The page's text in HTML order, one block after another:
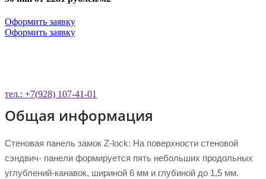
Оформить заявку
Оформить заявку
тел.: +7(928) 107-41-01
Общая информация
Стеновая панель замок Z-lock: На поверхности стеновой
сэндвич- панели формируется пять небольших продольных
углублений-канавок, шириной 6 мм и глубиной до 1,5 мм.